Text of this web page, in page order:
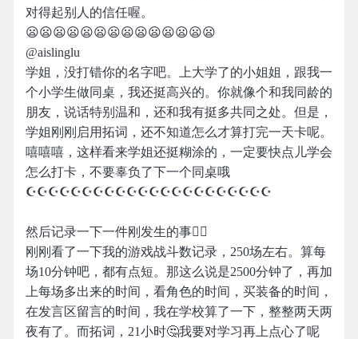
对得起别人的信任喔。
😦😦😦😦😦😦😦😦😦😦😦😦😦😦
@aislinglu
学姐，没打错你的名字吧。上大学了的小姐姐，跟我一
个小学生做同桌，我还挺高兴的。你就像个和我同龄的
朋友，说话特别温和，还和我有挺多共同之处。但是，
学姐刚刚启用拓词，还不知道怎么才算打完一天卡呢。
嘻嘻嘻，这样看来学姐还挺糊涂的，一定要快点儿学会
怎么打卡，不要辜负了下一个同桌哦
☪☪☪☪☪☪☪☪☪☪☪☪☪☪☪☪☪☪☪☪☪☪
然后记录一下一件刚发生的事👎🏻
刚刚看了一下我的游戏战斗数记录，250场左右。算每
场10分钟吧，都有点短。那这么说是2500分钟了，再加
上每场多出来的时间，看角色的时间，买装备的时间，
在发言区留言的时间，我在学校算了一下，整整两天两
夜有了。而拓词，21小时🤔我要对学习再上点心了呢